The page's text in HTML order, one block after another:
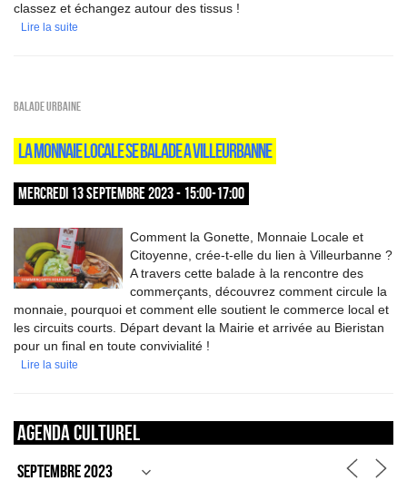
classez et échangez autour des tissus !
Lire la suite
Balade urbaine
LA MONNAIE LOCALE SE BALADE A VILLEURBANNE
MERCREDI 13 SEPTEMBRE 2023 - 15:00-17:00
Comment la Gonette, Monnaie Locale et
Citoyenne, crée-t-elle du lien à Villeurbanne ?
A travers cette balade à la rencontre des
commerçants, découvrez comment circule la
monnaie, pourquoi et comment elle soutient le commerce local et
les circuits courts. Départ devant la Mairie et arrivée au Bieristan
pour un final en toute convivialité !
Lire la suite
Agenda culturel